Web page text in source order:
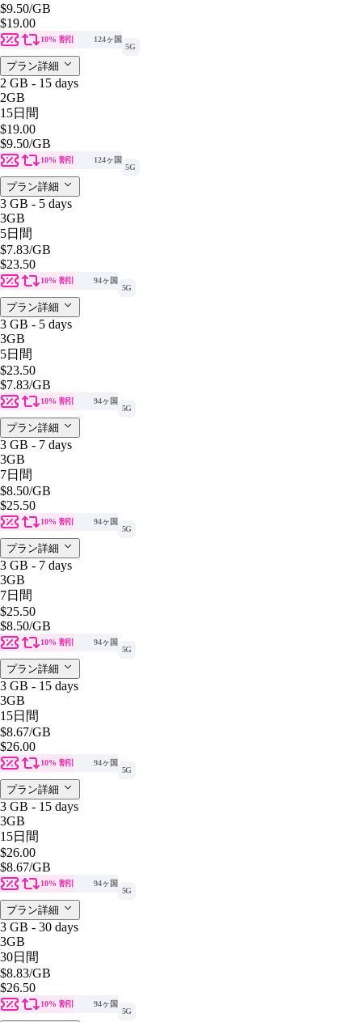
$9.50/GB
$19.00
10% 割引
124ヶ国
5G
プラン詳細
2 GB - 15 days
2GB
15日間
$19.00
$9.50/GB
10% 割引
124ヶ国
5G
プラン詳細
3 GB - 5 days
3GB
5日間
$7.83/GB
$23.50
10% 割引
94ヶ国
5G
プラン詳細
3 GB - 5 days
3GB
5日間
$23.50
$7.83/GB
10% 割引
94ヶ国
5G
プラン詳細
3 GB - 7 days
3GB
7日間
$8.50/GB
$25.50
10% 割引
94ヶ国
5G
プラン詳細
3 GB - 7 days
3GB
7日間
$25.50
$8.50/GB
10% 割引
94ヶ国
5G
プラン詳細
3 GB - 15 days
3GB
15日間
$8.67/GB
$26.00
10% 割引
94ヶ国
5G
プラン詳細
3 GB - 15 days
3GB
15日間
$26.00
$8.67/GB
10% 割引
94ヶ国
5G
プラン詳細
3 GB - 30 days
3GB
30日間
$8.83/GB
$26.50
10% 割引
94ヶ国
5G